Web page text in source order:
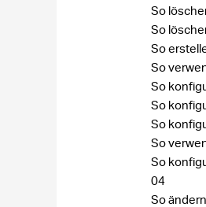
So
So
So
So
So
So
So
So
So
04
So